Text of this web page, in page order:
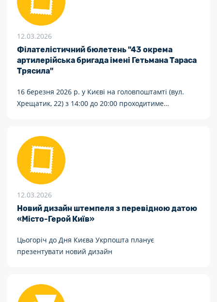
12.03.2026
Філателістичний бюлетень "43 окрема
артилерійська бригада імені Гетьмана Тараса
Трясила"
16 березня 2026 р. у Києві на головпоштамті (вул.
Хрещатик, 22) з 14:00 до 20:00 проходитиме
12.03.2026
Новий дизайн штемпеля з перевідною датою
«Місто-Герой Київ»
Цьогоріч до Дня Києва Укрпошта планує
презентувати новий дизайн